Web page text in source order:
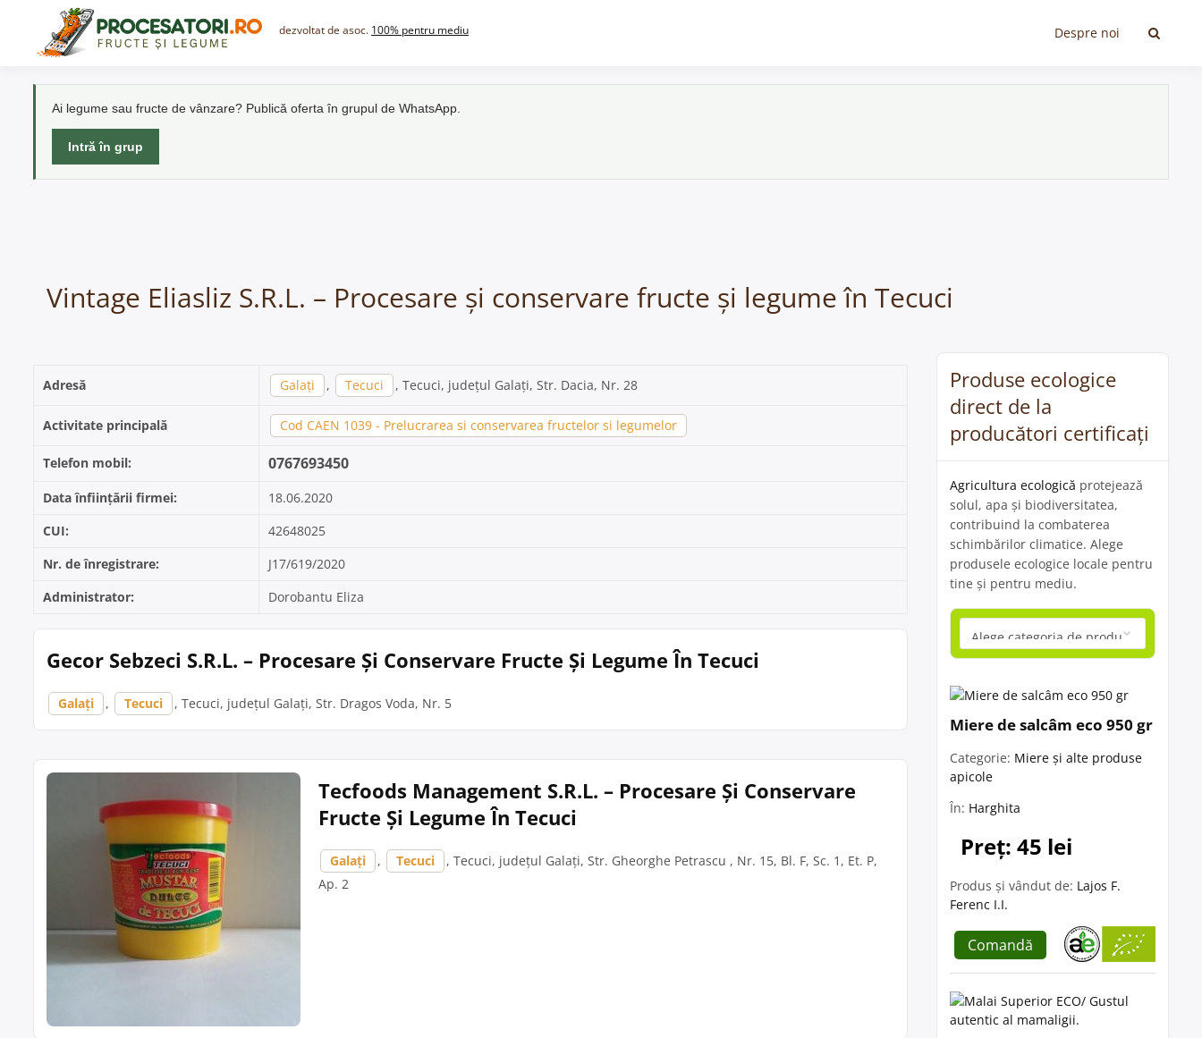
content
dezvoltat de asoc. 100% pentru mediu Despre noi
Ai legume sau fructe de vânzare? Publică oferta în grupul de WhatsApp.
Intră în grup
Vintage Eliasliz S.R.L. – Procesare și conservare fructe și legume în Tecuci
Adresă Galați , Tecuci , Tecuci, județul Galați, Str. Dacia, Nr. 28
Activitate principală Cod CAEN 1039 - Prelucrarea si conservarea fructelor si legumelor
Telefon mobil: 0767693450
Data înființării firmei:
18.06.2020
CUI:
42648025
Nr. de înregistrare:
J17/619/2020
Administrator:
Dorobantu Eliza
Gecor Sebzeci S.R.L. – Procesare Și Conservare Fructe Și Legume În Tecuci
Galați , Tecuci , Tecuci, județul Galați, Str. Dragos Voda, Nr. 5
Tecfoods Management S.R.L. – Procesare Și Conservare
Fructe Și Legume În Tecuci
Galați , Tecuci
, Tecuci, județul Galați, Str. Gheorghe Petrascu , Nr. 15, Bl. F, Sc. 1, Et. P,
Ap. 2
Produse ecologice
direct de la
producători certificați
Agricultura ecologică protejează
solul, apa și biodiversitatea,
contribuind la combaterea
schimbărilor climatice. Alege
produsele ecologice locale pentru
tine și pentru mediu.
Miere de salcâm eco 950 gr
Categorie: Miere și alte produse
apicole
În: Harghita
Preț: 45 lei
Produs și vândut de: Lajos F.
Ferenc I.I.
Comandă